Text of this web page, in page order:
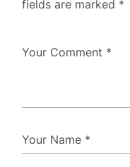
fields are marked *